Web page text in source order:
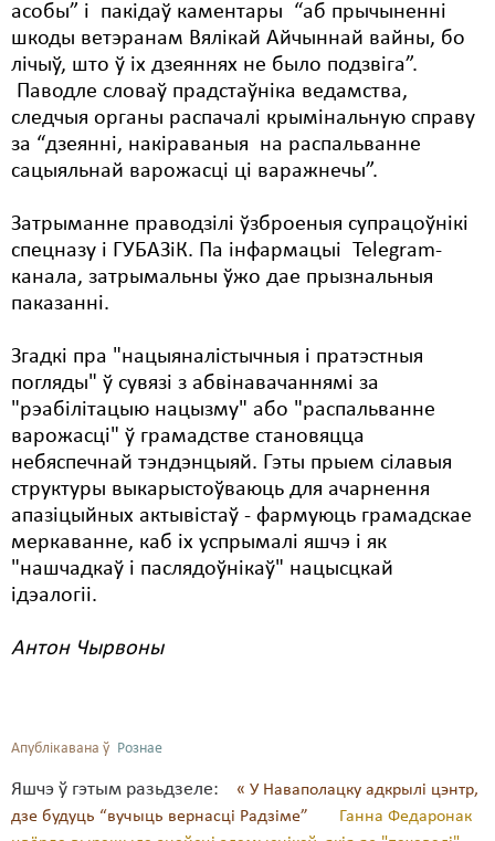
асобы” і пакідаў каментары “аб прычыненні
шкоды ветэранам Вялікай Айчыннай вайны, бо
лічыў, што ў іх дзеяннях не было подзвіга”.
Паводле словаў прадстаўніка ведамства,
следчыя органы распачалі крымінальную справу
за “дзеянні, накіраваныя на распальванне
сацыяльнай варожасці ці варажнечы”.
Затрыманне праводзілі ўзброеныя супрацоўнікі
спецназу і ГУБАЗіК. Па інфармацыі Telegram-
канала, затрымальны ўжо дае прызнальныя
паказанні.
Згадкі пра "нацыяналістычныя і пратэстныя
погляды" ў сувязі з абвінавачаннямі за
"рэабілітацыю нацызму" або "распальванне
варожасці" ў грамадстве становяцца
небяспечнай тэндэнцыяй. Гэты прыем сілавыя
структуры выкарыстоўваюць для ачарнення
апазіцыйных актывістаў - фармуюць грамадскае
меркаванне, каб іх успрымалі яшчэ і як
"нашчадкаў і паслядоўнікаў" нацысцкай
ідэалогіі.
Антон Чырвоны
Апублікавана ў Рознае
Яшчэ ў гэтым разьдзеле:
« У Наваполацку адкрылі цэнтр,
дзе будуць “вучыць вернасці Радзіме”
Ганна Федаронак
Сьмяротнае пакараньне
Экалёгія
Сацыяльныя правы